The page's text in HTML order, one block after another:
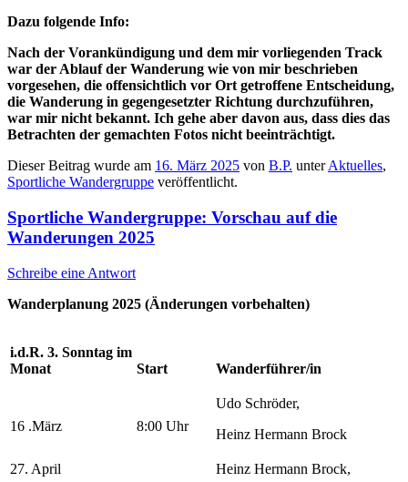
Dazu folgende Info:
Nach der Vorankündigung und dem mir vorliegenden Track
war der Ablauf der Wanderung wie von mir beschrieben
vorgesehen, die offensichtlich vor Ort getroffene Entscheidung,
die Wanderung in gegengesetzter Richtung durchzuführen,
war mir nicht bekannt. Ich gehe aber davon aus, dass dies das
Betrachten der gemachten Fotos nicht beeinträchtigt.
Dieser Beitrag wurde am 16. März 2025 von B.P. unterAktuelles,
Sportliche Wandergruppe veröffentlicht.
Sportliche Wandergruppe: Vorschau auf die
Wanderungen 2025
Schreibe eine Antwort
Wanderplanung 2025 (Änderungen vorbehalten)
i.d.R. 3. Sonntag im
Monat
Start Wanderführer/in
16 .März 8:00 Uhr
Udo Schröder,
Heinz Hermann Brock
27. April
Heinz Hermann Brock,